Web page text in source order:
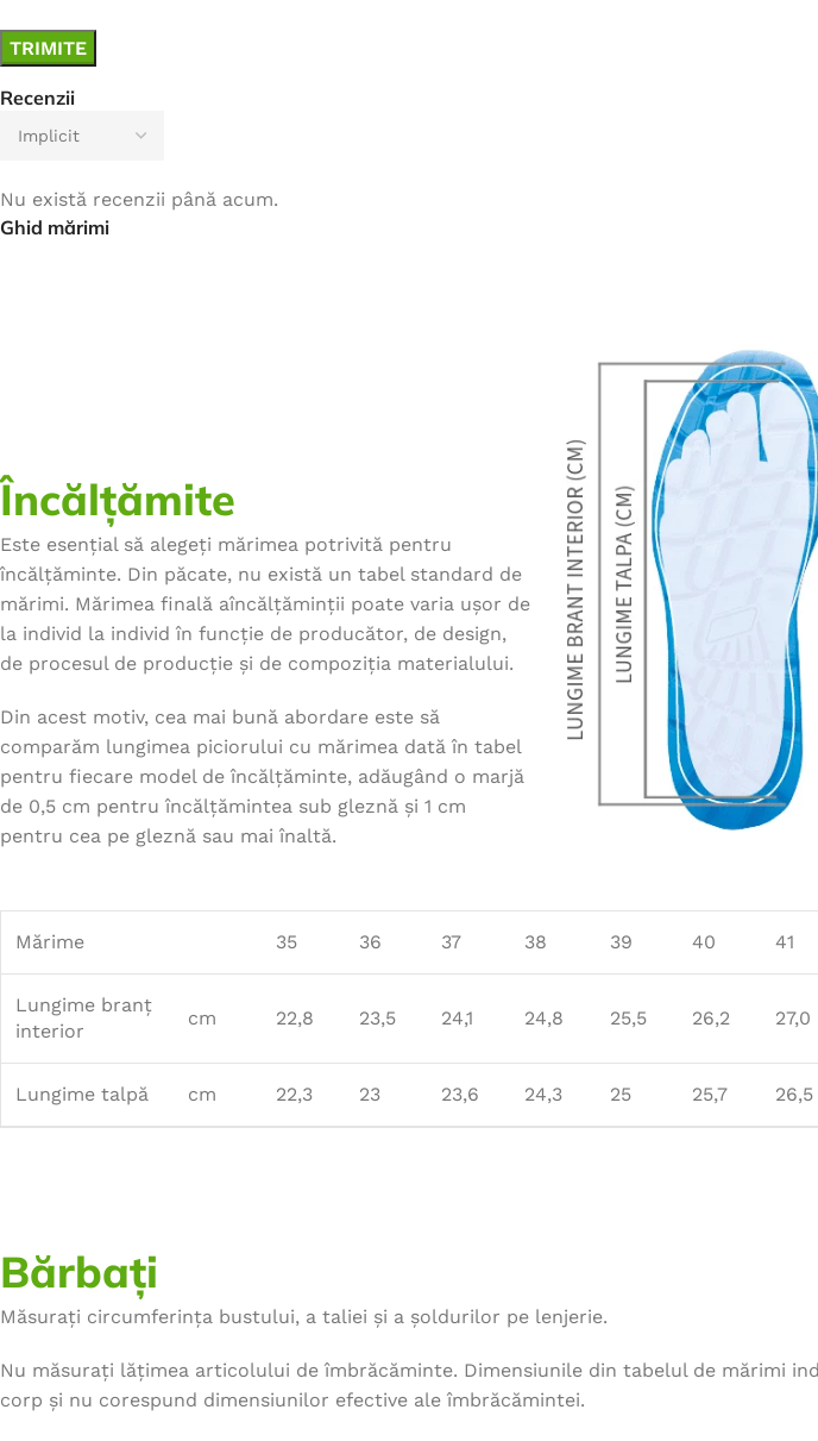
Recenzii
Nu există recenzii până acum.
Ghid mărimi
Încălțămite
Este esențial să alegeți mărimea potrivită pentru
încălțăminte. Din păcate, nu există un tabel standard de
mărimi. Mărimea finală aîncălțăminții poate varia ușor de
la individ la individ în funcție de producător, de design,
de procesul de producție și de compoziția materialului.
Din acest motiv, cea mai bună abordare este să
comparăm lungimea piciorului cu mărimea dată în tabel
pentru fiecare model de încălțăminte, adăugând o marjă
de 0,5 cm pentru încălțămintea sub gleznă și 1 cm
pentru cea pe gleznă sau mai înaltă.
Mărime 35 36 37 38 39 40 41
Lungime branț
interior
cm 22,8 23,5 24,1 24,8 25,5 26,2 27,0
Lungime talpă cm 22,3 23 23,6 24,3 25 25,7 26,5
Bărbați
Măsurați circumferința bustului, a taliei și a șoldurilor pe lenjerie.
Nu măsurați lățimea articolului de îmbrăcăminte. Dimensiunile din tabelul de mărimi
corp și nu corespund dimensiunilor efective ale îmbrăcămintei.